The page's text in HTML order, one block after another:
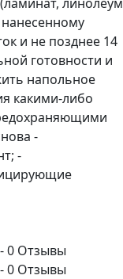
и не позднее 14
готовности и
напольное
какими-либо
-
-
- 0 Отзывы
- 0 Отзывы